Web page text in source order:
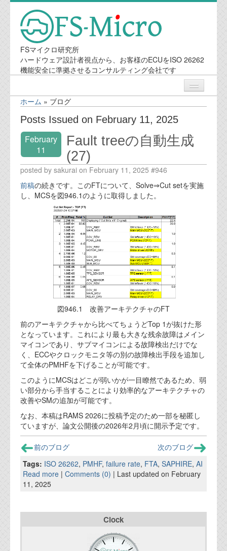
FSマイクロ研究所
ハードウェア設計者視点から、お客様のECUをISO 26262
機能安全に準拠させるコンサルティング会社です
ニュース
業務内容
機能安全コンサルティング
会社案内
会社概要
代表ご挨拶
オフィス
機能安全ブログ
設計ブログ
テクノロジ
外部投稿記事
ブログテーマ
技術文書
ご希望の方は、お問い合わせページから
ログインをお願い致します。アカウント
名は"opendocument"です。
ホーム » ブログ
Posts Issued on February 11, 2025
February
11
Fault treeの自動生成
(27)
posted by sakurai on February 11, 2025 #946
前稿の続きです。このFTについて、Solve⇒Cut setを実施
し、MCSを図946.1のように取得しました。
図946.1 改善アーキテクチャのFT
前のアーキテクチャから比べてちょうどTop 1が抜けた形
となっています。これにより最も大きな残余故障はメイン
マイコンであり、サブマイコンによる故障検出だけでな
く、ECCやクロックモニタ等の別の故障検出手段を追加し
て全体のPMHFを下げることが可能です。
このようにMCSはどこが弱いかが一目瞭然であるため、弱
い部分から手当することにより効率的なアーキテクチャの
改善やSMの追加が可能です。
なお、本稿はRAMS 2026に投稿予定のため一部を秘匿し
ていますが、論文公開後の2026年2月頃に開示予定です。
前のブログ
次のブログ
Tags: ISO 26262, PMHF, failure rate, FTA, SAPHIRE, AI
Read more | Comments (0) | Last updated on February
11, 2025
Clock